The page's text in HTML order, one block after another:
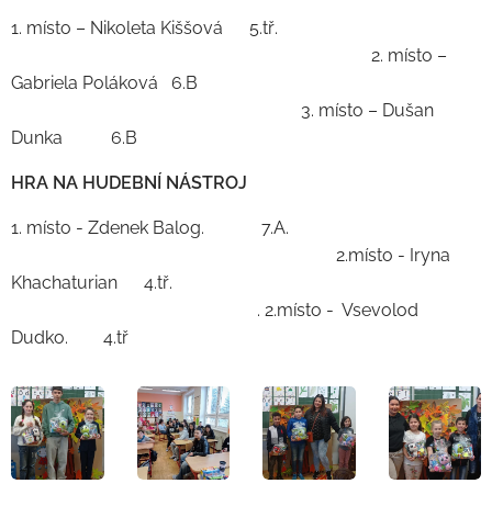
1. místo – Nikoleta Kiššová 5.tř.
2. místo –
Gabriela Poláková 6.B
3. místo – Dušan
Dunka 6.B
HRA NA HUDEBNÍ NÁSTROJ
1. místo - Zdenek Balog. 7.A.
2.místo - Iryna
Khachaturian 4.tř.
. 2.místo - Vsevolod
Dudko. 4.tř